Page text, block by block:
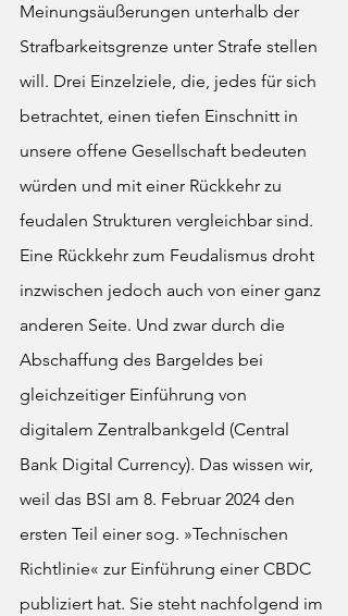
Meinungsäußerungen unterhalb der
Strafbarkeitsgrenze unter Strafe stellen
will. Drei Einzelziele, die, jedes für sich
betrachtet, einen tiefen Einschnitt in
unsere offene Gesellschaft bedeuten
würden und mit einer Rückkehr zu
feudalen Strukturen vergleichbar sind.
Eine Rückkehr zum Feudalismus droht
inzwischen jedoch auch von einer ganz
anderen Seite. Und zwar durch die
Abschaffung des Bargeldes bei
gleichzeitiger Einführung von
digitalem Zentralbankgeld (Central
Bank Digital Currency). Das wissen wir,
weil das BSI am 8. Februar 2024 den
ersten Teil einer sog. »Technischen
Richtlinie« zur Einführung einer CBDC
publiziert hat. Sie steht nachfolgend im